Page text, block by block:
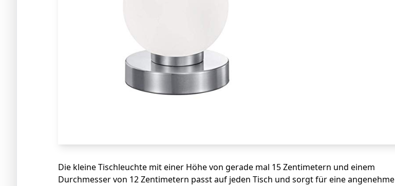
Die kleine Tischleuchte mit einer Höhe von gerade mal 15 Zentimetern und einem
Durchmesser von 12 Zentimetern passt auf jeden Tisch und sorgt für eine angenehme